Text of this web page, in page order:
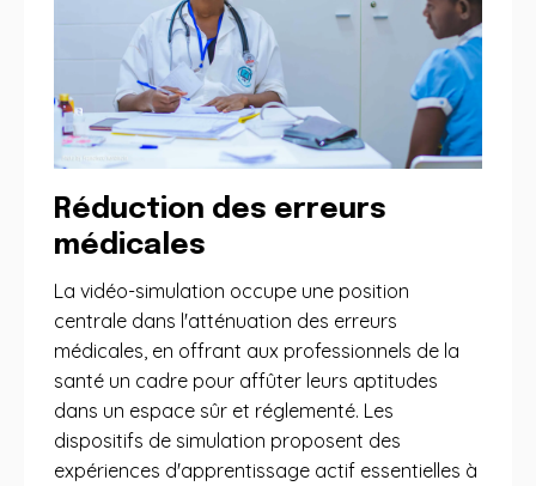
Réduction des erreurs
médicales
La vidéo-simulation occupe une position
centrale dans l'atténuation des erreurs
médicales, en offrant aux professionnels de la
santé un cadre pour affûter leurs aptitudes
dans un espace sûr et réglementé. Les
dispositifs de simulation proposent des
expériences d'apprentissage actif essentielles à